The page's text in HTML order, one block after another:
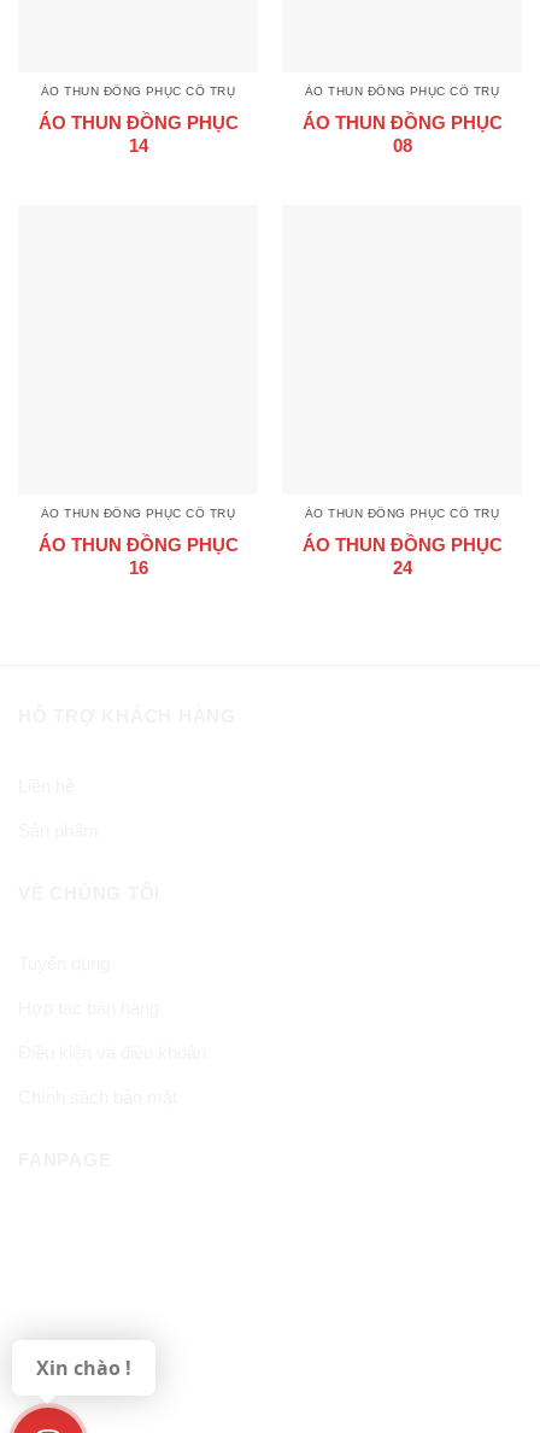
ÁO THUN ĐỒNG PHỤC CỔ TRỤ
ÁO THUN ĐỒNG PHỤC
14
ÁO THUN ĐỒNG PHỤC CỔ TRỤ
ÁO THUN ĐỒNG PHỤC
08
ÁO THUN ĐỒNG PHỤC CỔ TRỤ
ÁO THUN ĐỒNG PHỤC
16
ÁO THUN ĐỒNG PHỤC CỔ TRỤ
ÁO THUN ĐỒNG PHỤC
24
Xin chào !